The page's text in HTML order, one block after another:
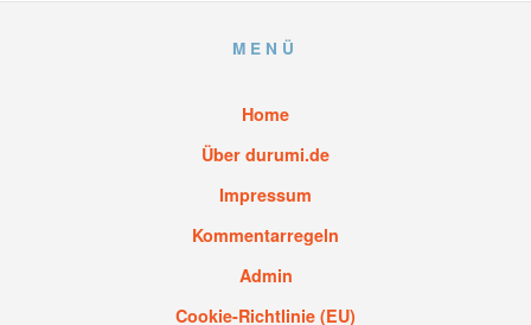
MENÜ
Home
Über durumi.de
Impressum
Kommentarregeln
Admin
Cookie-Richtlinie (EU)